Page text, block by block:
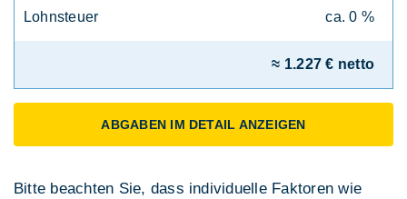
Lohnsteuer ca. 0 %
≈ 1.227 € netto
ABGABEN IM DETAIL ANZEIGEN
Bitte beachten Sie, dass individuelle Faktoren wie